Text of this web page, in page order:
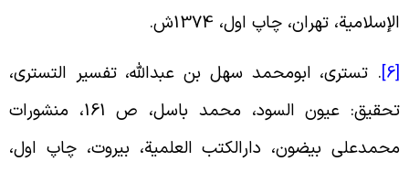
تهران، چاپ اول، 1374ش
.
.تستری، ابومحمد سهل بن عبدالله، تفسیر التستری،
تحقیق: عیون السود، محمد باسل، ص 161، منشورات
بیضون، دارالکتب العلمیة، بیروت، چاپ اول،